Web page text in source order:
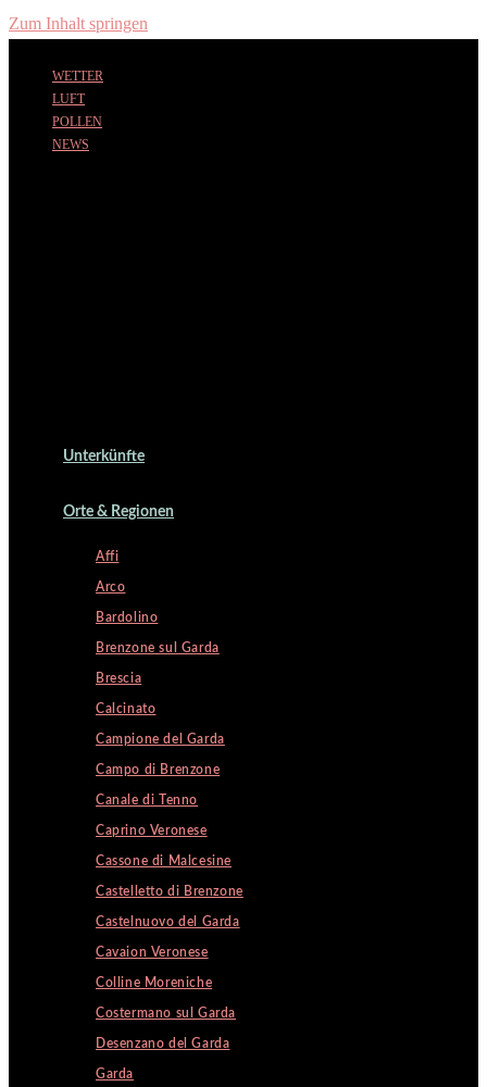
Zum Inhalt springen
WETTER
LUFT
POLLEN
NEWS
Unterkünfte
Orte & Regionen
Affi
Arco
Bardolino
Brenzone sul Garda
Brescia
Calcinato
Campione del Garda
Campo di Brenzone
Canale di Tenno
Caprino Veronese
Cassone di Malcesine
Castelletto di Brenzone
Castelnuovo del Garda
Cavaion Veronese
Colline Moreniche
Costermano sul Garda
Desenzano del Garda
Garda